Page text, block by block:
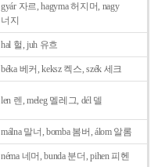
gyár 자르, hagyma 허지머, nagy
너지
hal 헐, juh 유흐
béka 베커, keksz 켁스, szék 세크
len 렌, meleg 멜레그, dél 델
málna 말너, bomba 봄버, álom 알롬
néma 네머, bunda 분더, pihen 피헨